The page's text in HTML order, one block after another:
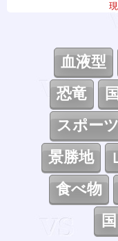
血液型
恐竜
スポーツ
景勝地
食べ物
国